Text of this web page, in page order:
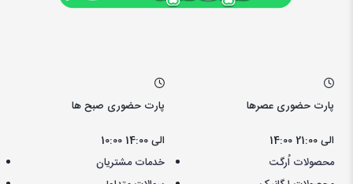
پارت حضوری صبح ها
10:00 الی 14:00
پارت حضوری عصرها
14:00 الی 21:00
خدمات مشتریان
محصولات اُرگت